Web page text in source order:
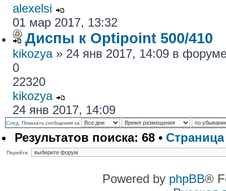
alexelsi
01 мар 2017, 13:32
Диспы к Optipoint 500/410
kikozya» 24 янв 2017, 14:09 в
0
22320
kikozya
24 янв 2017, 14:09
След. Показать сообщения за
Результатов поиска: 68 •
Перейти:
Powered by phpBB®